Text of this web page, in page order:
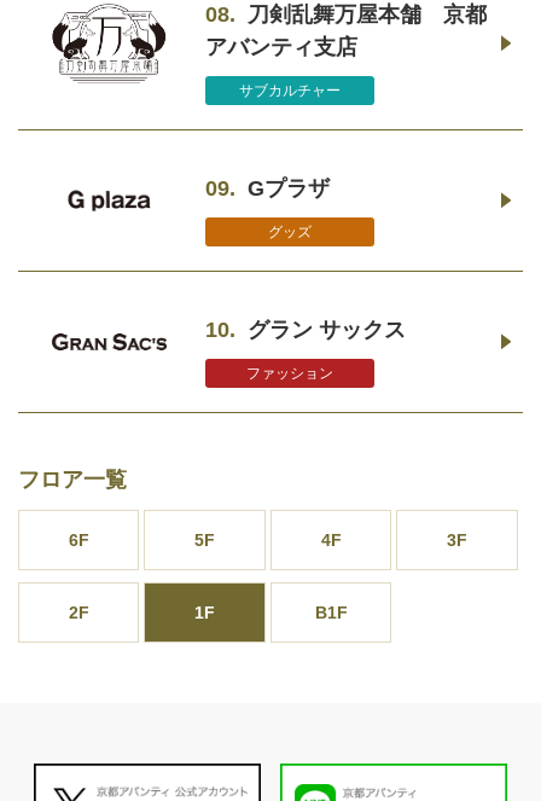
08.
刀剣乱舞万屋本舗 京都
アバンティ支店
サブカルチャー
09. Gプラザ
グッズ
10. グラン サックス
ファッション
フロア一覧
6F 5F 4F 3F
2F 1F B1F